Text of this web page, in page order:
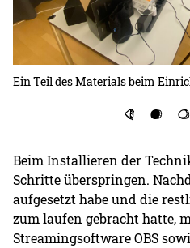
Ein Teil des Materials beim
Beim Installieren der
Schritte überspringen.
aufgesetzt habe und die
zum laufen gebracht hatte,
Streamingsoftware OBS